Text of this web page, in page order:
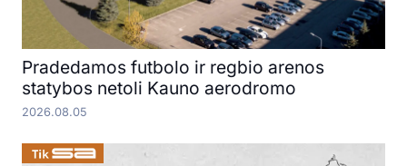
Pradedamos futbolo ir regbio arenos
statybos netoli Kauno aerodromo
2026.08.05